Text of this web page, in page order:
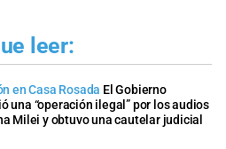
leer:
en Casa Rosada El Gobierno
una “operación ilegal” por los audios
Milei y obtuvo una cautelar judicial